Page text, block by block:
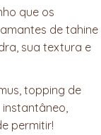
que os
de tahine
sua textura e
topping de
permitir!